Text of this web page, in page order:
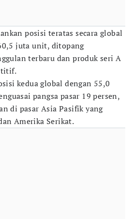
posisi teratas secara global
juta unit, ditopang
terbaru dan produk seri A
kedua global dengan 55,0
pangsa pasar 19 persen,
di pasar Asia Pasifik yang
Amerika Serikat.